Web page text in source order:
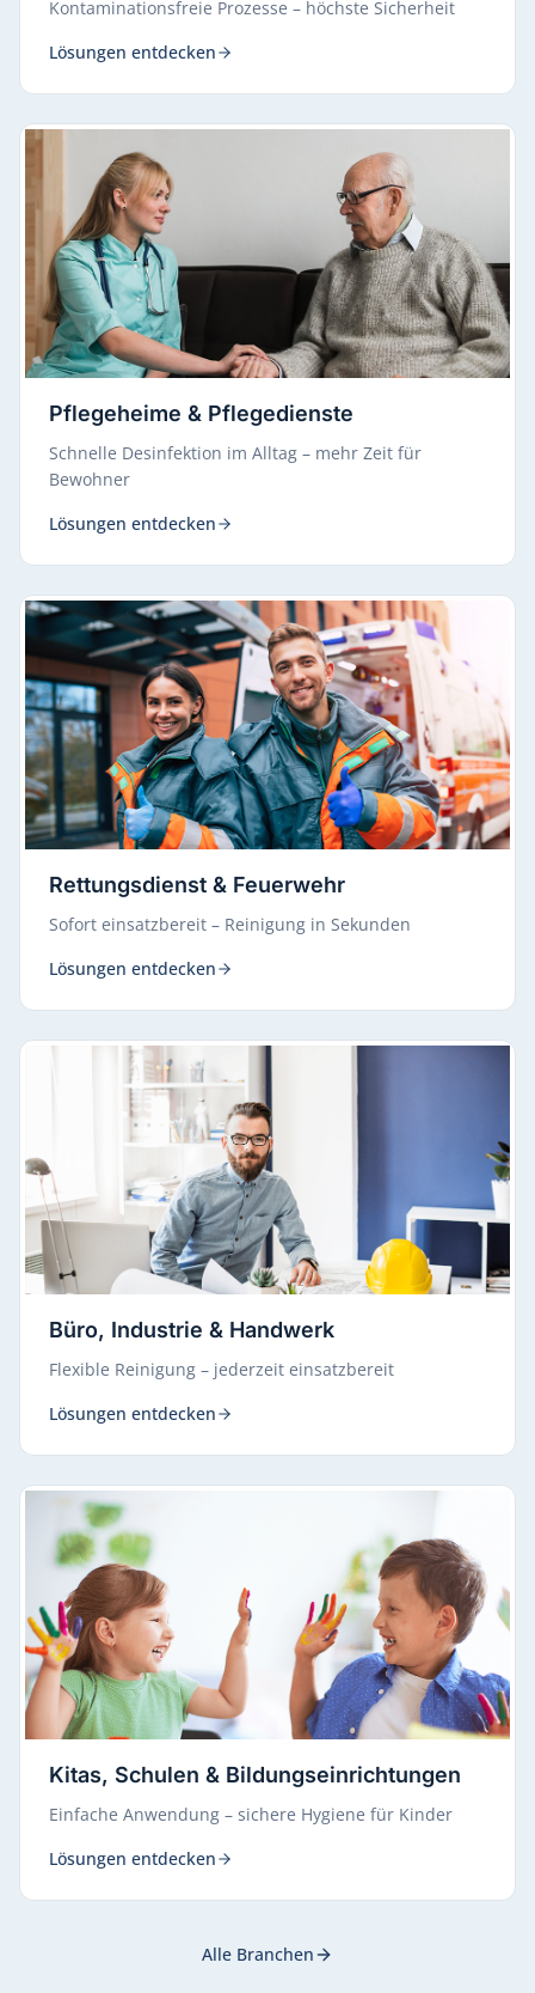
Kontaminationsfreie Prozesse – höchste Sicherheit
Lösungen entdecken
Pflegeheime & Pflegedienste
Schnelle Desinfektion im Alltag – mehr Zeit für
Bewohner
Lösungen entdecken
Rettungsdienst & Feuerwehr
Sofort einsatzbereit – Reinigung in Sekunden
Lösungen entdecken
Büro, Industrie & Handwerk
Flexible Reinigung – jederzeit einsatzbereit
Lösungen entdecken
Kitas, Schulen & Bildungseinrichtungen
Einfache Anwendung – sichere Hygiene für Kinder
Lösungen entdecken
Alle Branchen